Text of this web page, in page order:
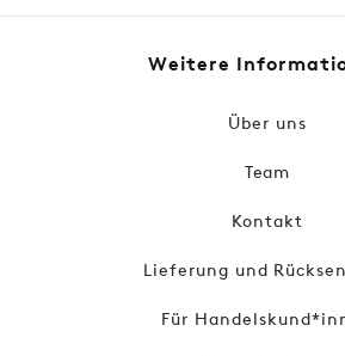
Weitere
Über uns
Team
Kontakt
Lieferung und
Für